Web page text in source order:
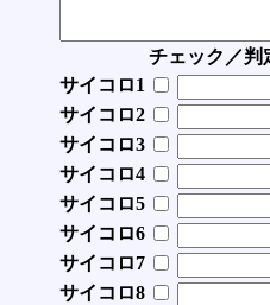
チェック／判
サイコロ1
サイコロ2
サイコロ3
サイコロ4
サイコロ5
サイコロ6
サイコロ7
サイコロ8